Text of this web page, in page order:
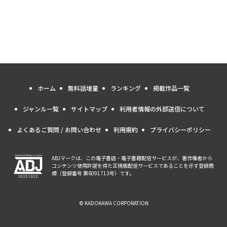
ホーム 無料話増量 ランキング 掲載作品一覧
ジャンル一覧 サイトマップ 利用者情報の外部送信について
よくあるご質問 / お問い合わせ 利用規約 プライバシーポリシー
ABJマークは、この電子書店・電子書籍配信サービスが、著作権者から
コンテンツ使用許諾を得た正規版配信サービスであることを示す登録商
標（登録番号 第6091713号）です。
© KADOKAWA CORPORATION